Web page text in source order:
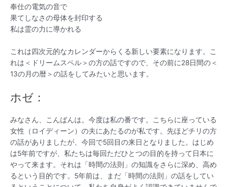
奉仕の電気の音で
果てしなさの母体を封印する
私は霊の力に導かれる
これは四次元的なカレンダーからくる新しい要素になります。こ
れは＜ドリームスペル＞の方の話ですので、その前に28日間の＜
13の月の暦＞の話をしてみたいと思います。
ホゼ：
みなさん、こんばんは。今度は私の番です。こちらに座っている
女性（ロイディーン）の夫にあたるのが私です。先ほどチリの方
の話がありましたが、今回で5回目の来日となりました。はじめ
は5年前ですが、私たちは毎回ただひとつの目的を持って日本に
やって来ます。それは「時間の法則」の知識をさらに深め、高め
るという目的です。5年前は、まだ「時間の法則」の話をしてい